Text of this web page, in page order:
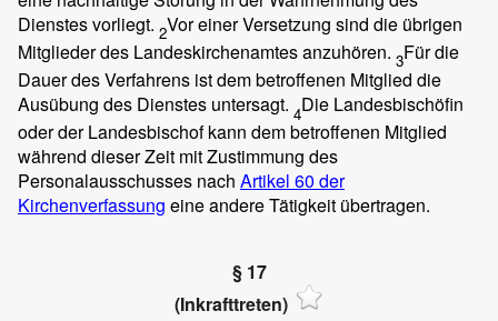
Dienstes vorliegt. 2Vor einer Versetzung sind die übrigen
Mitglieder des Landeskirchenamtes anzuhören. 3Für die
Dauer des Verfahrens ist dem betroffenen Mitglied die
Ausübung des Dienstes untersagt. 4Die Landesbischöfin
oder der Landesbischof kann dem betroffenen Mitglied
während dieser Zeit mit Zustimmung des
Personalausschusses nach Artikel 60 der
Kirchenverfassung eine andere Tätigkeit übertragen.
§ 17
(Inkrafttreten)